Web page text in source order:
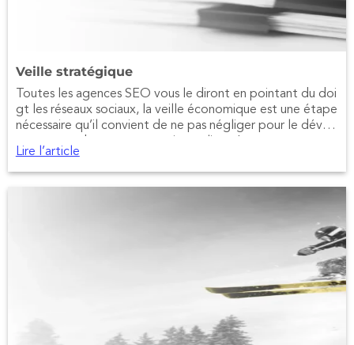
Veille stratégique
Toutes les agences SEO vous le diront en pointant du doi
gt les réseaux sociaux, la veille économique est une étape
nécessaire qu’il convient de ne pas négliger pour le dével
oppement de votre entreprise en ligne !
Lire l’article